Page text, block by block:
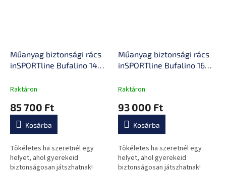
Műanyag biztonsági rács
inSPORTline Bufalino 14+2
Raktáron
85 700 Ft
Kosárba
Tökéletes ha szeretnél egy
helyet, ahol gyerekeid
biztonságosan játszhatnak!
Műanyag biztonsági rács
inSPORTline Bufalino 16+2
Raktáron
93 000 Ft
Kosárba
Tökéletes ha szeretnél egy
helyet, ahol gyerekeid
biztonságosan játszhatnak!